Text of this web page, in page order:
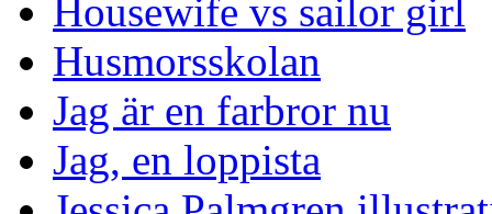
Housewife vs sailor girl
Husmorsskolan
Jag är en farbror nu
Jag, en loppista